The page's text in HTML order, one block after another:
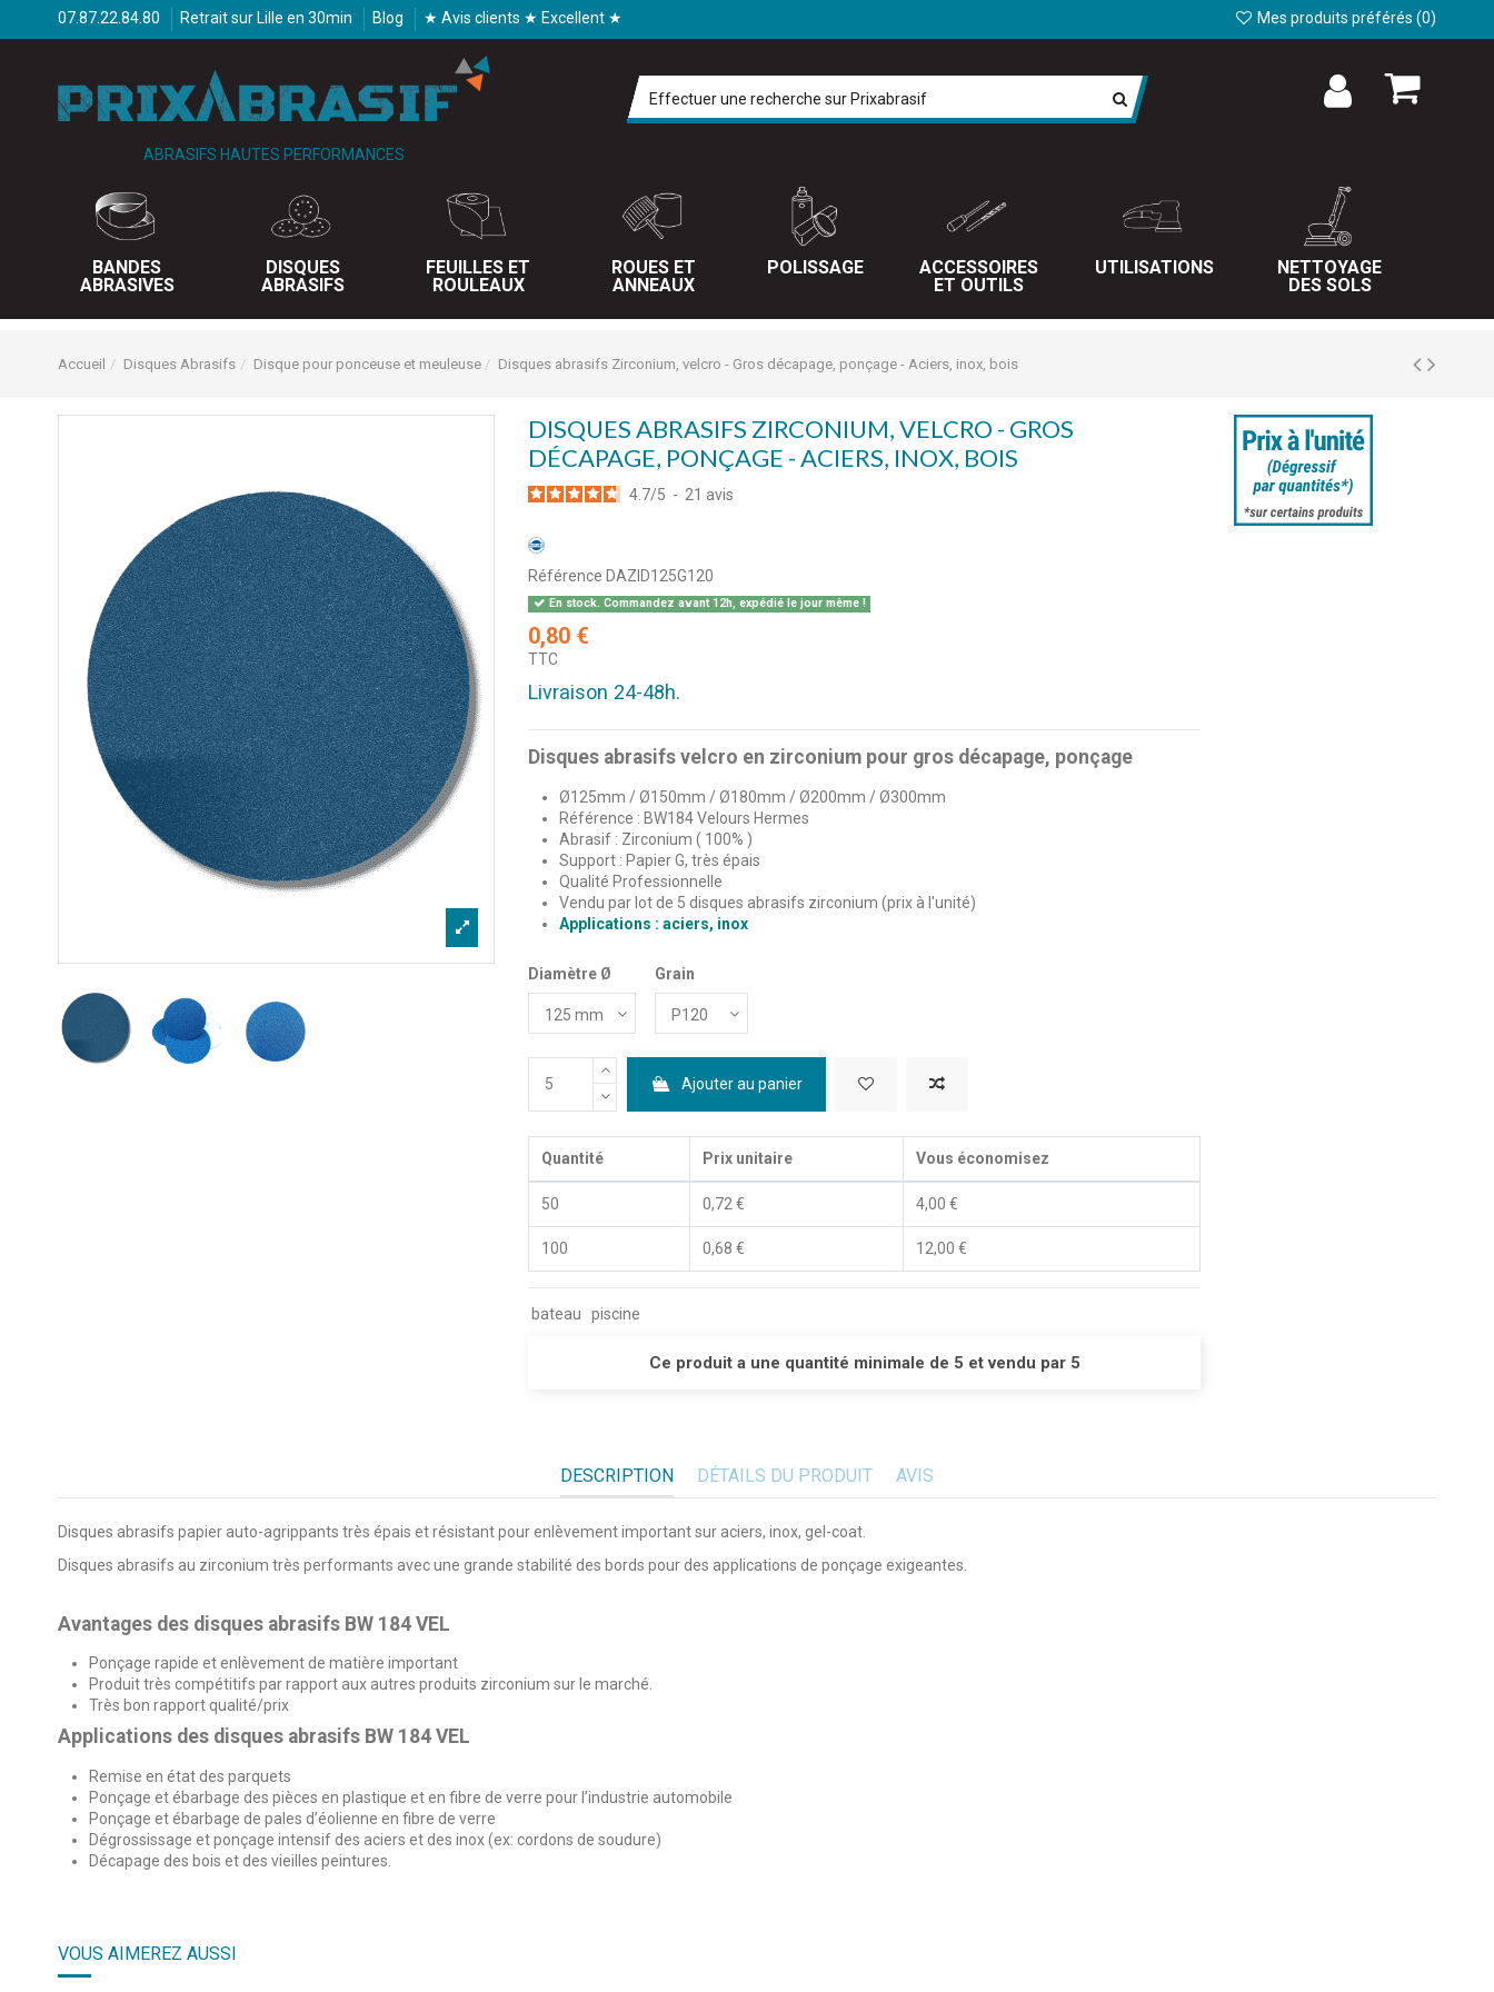
07.87.22.84.80 Retrait sur Lille en 30min Blog ★ Avis clients ★ Excellent ★ Mes produits préférés (0)
ABRASIFS HAUTES PERFORMANCES
BANDES
ABRASIVES
DISQUES
ABRASIFS
FEUILLES ET
ROULEAUX
ROUES ET
ANNEAUX
POLISSAGE
ACCESSOIRES
ET OUTILS
UTILISATIONS
NETTOYAGE
DES SOLS
Accueil Disques Abrasifs Disque pour ponceuse et meuleuse Disques abrasifs Zirconium, velcro - Gros décapage, ponçage - Aciers, inox, bois
DISQUES ABRASIFS ZIRCONIUM, VELCRO - GROS
DÉCAPAGE, PONÇAGE - ACIERS, INOX, BOIS
4.7/5 - 21 avis
Référence DAZID125G120
En stock. Commandez avant 12h, expédié le jour même !
0,80 €
TTC
Livraison 24-48h.
Disques abrasifs velcro en zirconium pour gros décapage, ponçage
Ø125mm / Ø150mm / Ø180mm / Ø200mm / Ø300mm
Référence : BW184 Velours Hermes
Abrasif : Zirconium ( 100% )
Support : Papier G, très épais
Qualité Professionnelle
Vendu par lot de 5 disques abrasifs zirconium (prix à l'unité)
Applications : aciers, inox
Diamètre Ø Grain
Ajouter au panier
Quantité Prix unitaire Vous économisez
50 0,72 € 4,00 €
100 0,68 € 12,00 €
bateau piscine
Ce produit a une quantité minimale de 5 et vendu par 5
DESCRIPTION DÉTAILS DU PRODUIT AVIS
Disques abrasifs papier auto-agrippants très épais et résistant pour enlèvement important sur aciers, inox, gel-coat.
Disques abrasifs au zirconium très performants avec une grande stabilité des bords pour des applications de ponçage exigeantes.
Avantages des disques abrasifs BW 184 VEL
Ponçage rapide et enlèvement de matière important
Produit très compétitifs par rapport aux autres produits zirconium sur le marché.
Très bon rapport qualité/prix
Applications des disques abrasifs BW 184 VEL
Remise en état des parquets
Ponçage et ébarbage des pièces en plastique et en fibre de verre pour l’industrie automobile
Ponçage et ébarbage de pales d’éolienne en fibre de verre
Dégrossissage et ponçage intensif des aciers et des inox (ex: cordons de soudure)
Décapage des bois et des vieilles peintures.
VOUS AIMEREZ AUSSI